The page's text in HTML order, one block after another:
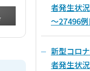
者発生状
～27496例
新型コロ
者発生状